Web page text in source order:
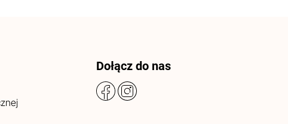
Dołącz do nas